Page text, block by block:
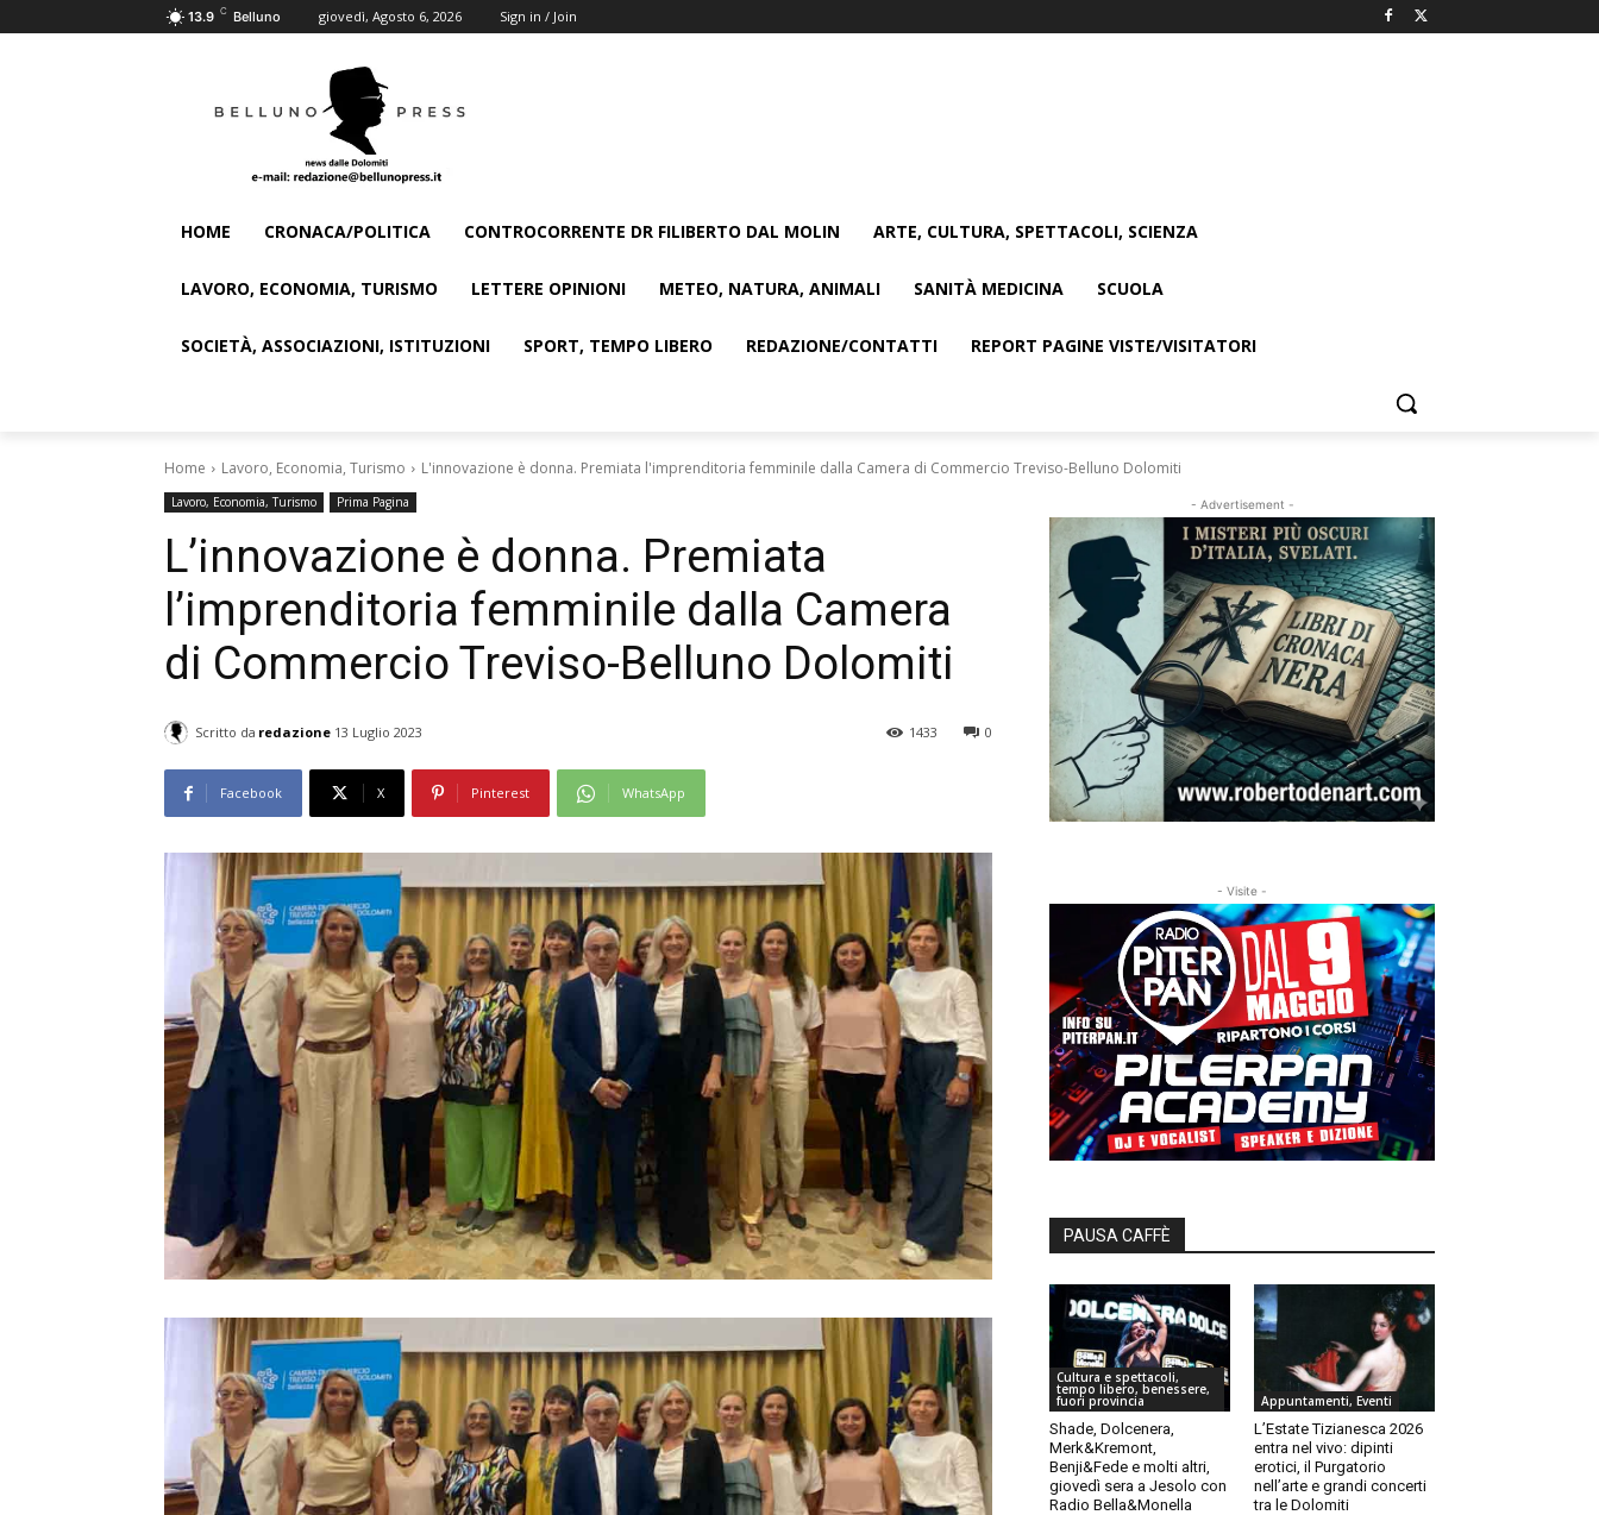
13.9 C Belluno giovedì, Agosto 6, 2026 Sign in / Join
HOME CRONACA/POLITICA CONTROCORRENTE DR FILIBERTO DAL MOLIN ARTE, CULTURA, SPETTACOLI, SCIENZA
LAVORO, ECONOMIA, TURISMO LETTERE OPINIONI METEO, NATURA, ANIMALI SANITÀ MEDICINA SCUOLA
SOCIETÀ, ASSOCIAZIONI, ISTITUZIONI SPORT, TEMPO LIBERO REDAZIONE/CONTATTI REPORT PAGINE VISTE/VISITATORI
Home Lavoro, Economia, Turismo L'innovazione è donna. Premiata l'imprenditoria femminile dalla Camera di Commercio Treviso-Belluno Dolomiti
Lavoro, Economia, Turismo Prima Pagina
L’innovazione è donna. Premiata
l’imprenditoria femminile dalla Camera
di Commercio Treviso-Belluno Dolomiti
Scritto da redazione 13 Luglio 2023 0
1433
Facebook X Pinterest WhatsApp
- Advertisement -
- Visite -
PAUSA CAFFÈ
Cultura e spettacoli,
tempo libero, benessere,
fuori provincia
Shade, Dolcenera,
Merk&Kremont,
Benji&Fede e molti altri,
giovedì sera a Jesolo con
Radio Bella&Monella
Appuntamenti, Eventi
L’Estate Tizianesca 2026
entra nel vivo: dipinti
erotici, il Purgatorio
nell’arte e grandi concerti
tra le Dolomiti